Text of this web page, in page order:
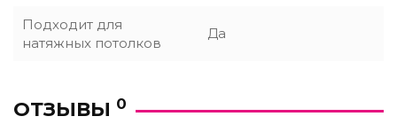
Подходит для
натяжных потолков
Да
ОТЗЫВЫ 0